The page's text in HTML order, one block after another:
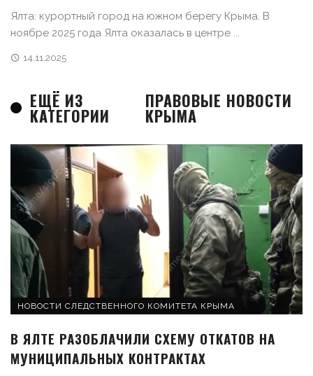
Ялта: курортный город на южном берегу Крыма. В
ноябре 2025 года Ялта оказалась в центре ...
14.11.2025
ЕЩЁ ИЗ
КАТЕГОРИИ
ПРАВОВЫЕ НОВОСТИ
КРЫМА
НОВОСТИ СЛЕДСТВЕННОГО КОМИТЕТА КРЫМА
В ЯЛТЕ РАЗОБЛАЧИЛИ СХЕМУ ОТКАТОВ НА
МУНИЦИПАЛЬНЫХ КОНТРАКТАХ